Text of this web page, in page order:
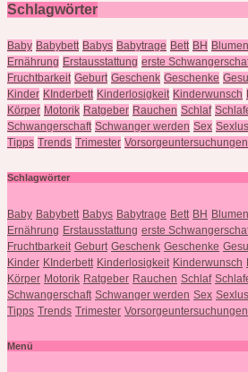
Schlagwörter
Baby Babybett Babys Babytrage Bett BH
Ernährung Erstausstattung erste
Fruchtbarkeit Geburt Geschenk Geschenke
Kinder KInderbett Kinderlosigkeit Kinderwunsch
Körper Motorik Ratgeber Rauchen Schlaf
Schwangerschaft Schwanger werden Sex
Tipps Trends Trimester Vorsorgeuntersuchungen
Schlagwörter
Baby Babybett Babys Babytrage Bett BH
Ernährung Erstausstattung erste
Fruchtbarkeit Geburt Geschenk Geschenke
Kinder KInderbett Kinderlosigkeit Kinderwunsch
Körper Motorik Ratgeber Rauchen Schlaf
Schwangerschaft Schwanger werden Sex
Tipps Trends Trimester Vorsorgeuntersuchungen
Menü